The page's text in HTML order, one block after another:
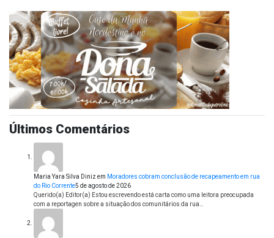
Últimos Comentários
Maria Yara Silva Diniz em Moradores cobram conclusão de recapeamento em rua
do Rio Corrente5 de agosto de 2026
Querido(a) Editor(a) Estou escrevendo está carta como uma leitora preocupada
com a reportagen sobre a situação dos comunitários da rua…